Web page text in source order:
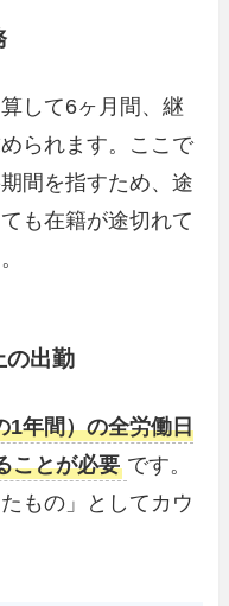
して6ヶ月間、継
られます。ここで
間を指すため、途
も在籍が途切れて
出勤
1年間）の全労働日
ことが必要 です。
もの」としてカウ